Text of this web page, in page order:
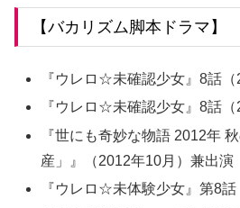
【バカリズム脚本ドラマ】
『ウレロ☆未確認少女』8話（
『ウレロ☆未確認少女』8話（
『世にも奇妙な物語 2012年
産」』（2012年10月）兼出演
『ウレロ☆未体験少女』第8